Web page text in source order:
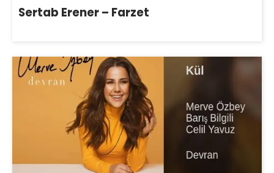
Sertab Erener – Farzet